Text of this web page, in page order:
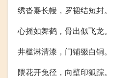
绣沓褰长幔，罗裙结短封。
心摇如舞鹤，骨出似飞龙。
井槛淋清漆，门铺缀白铜。
隈花开兔径，向壁印狐踪。